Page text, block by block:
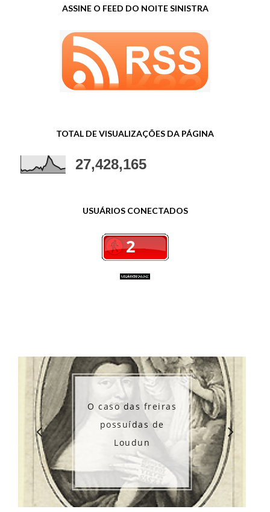
ASSINE O FEED DO NOITE SINISTRA
TOTAL DE VISUALIZAÇÕES DA PÁGINA
27,428,165
USUÁRIOS CONECTADOS
O caso das freiras
possuídas de
Loudun